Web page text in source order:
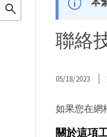
聯絡
05/18/2023
如果您在網
關於這項